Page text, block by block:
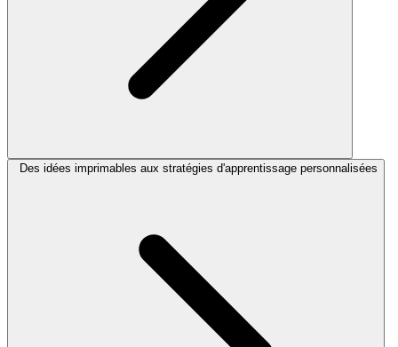
Des idées imprimables aux stratégies d'apprentissage personnalisées